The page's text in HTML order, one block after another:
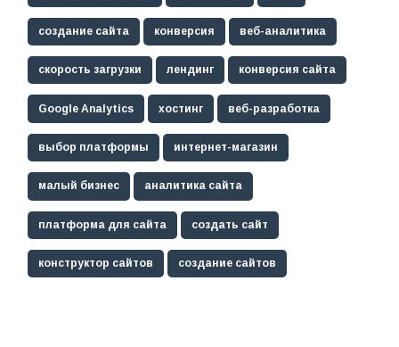
создание сайта конверсия веб-аналитика
скорость загрузки лендинг конверсия сайта
Google Analytics хостинг веб-разработка
выбор платформы интернет-магазин
малый бизнес аналитика сайта
платформа для сайта создать сайт
конструктор сайтов создание сайтов